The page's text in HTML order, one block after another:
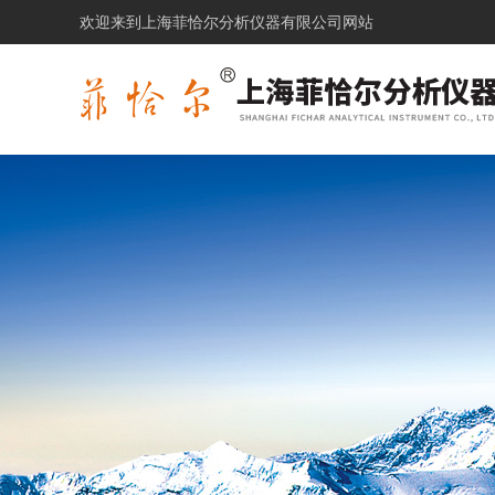
欢迎来到上海菲恰尔分析仪器有限公司网站